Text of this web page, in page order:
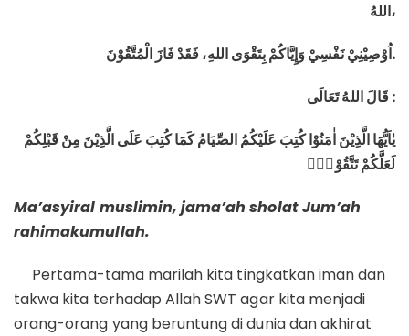
اللهُ،
اُوْصِيْنِيْ نَفْسِيْ وَإِيَّاكُمْ بِتَقْوَى اللهِ، فَقَدْ فَازَ الْمُتَّقُوْنَ.
قَالَ اللهُ تَعَالَى:
يٰاَيُّهَا الَّذِيْنَ اٰمَنُوْا كُتِبَ عَلَيْكُمُ الصِّيَامُ كَمَا كُتِبَ عَلَى الَّذِيْنَ مِنْ قَبْلِكُمْ
لَعَلَّكُمْ تَتَّقُوْنَ
Ma’asyiral muslimin, jama’ah sholat Jum’ah
rahimakumullah.
Pertama-tama marilah kita tingkatkan iman dan
takwa kita terhadap Allah SWT agar kita menjadi
orang-orang yang beruntung di dunia dan akhirat